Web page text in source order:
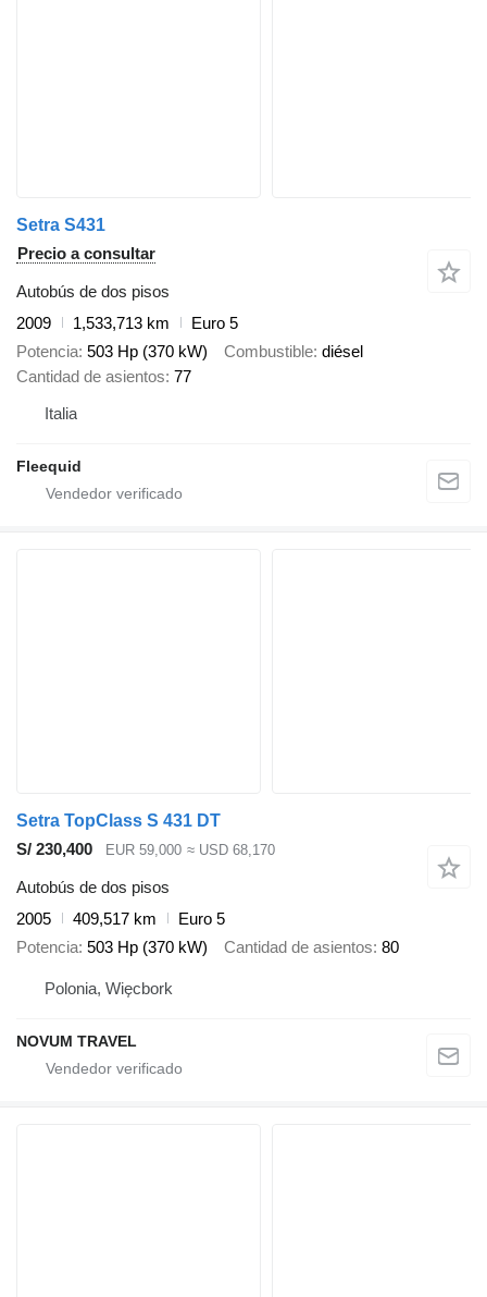
Setra S431
Precio a consultar
Autobús de dos pisos
2009
1,533,713 km
Euro 5
Potencia 503 Hp (370 kW) Combustible diésel
Cantidad de asientos 77
Italia
Fleequid
Setra TopClass S 431 DT
S/ 230,400
EUR 59,000 ≈ USD 68,170
Autobús de dos pisos
2005
409,517 km
Euro 5
Potencia 503 Hp (370 kW) Cantidad de asientos 80
Polonia, Więcbork
NOVUM TRAVEL